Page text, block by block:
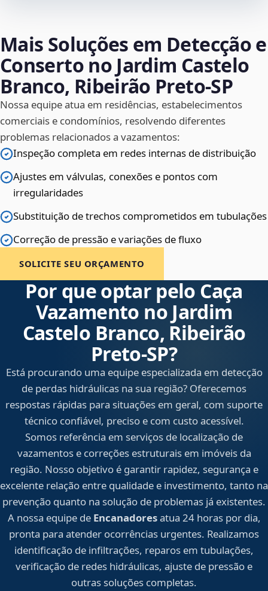
Mais Soluções em Detecção e
Conserto no Jardim Castelo
Branco, Ribeirão Preto‑SP
Nossa equipe atua em residências, estabelecimentos
comerciais e condomínios, resolvendo diferentes
problemas relacionados a vazamentos:
Inspeção completa em redes internas de distribuição
Ajustes em válvulas, conexões e pontos com
irregularidades
Substituição de trechos comprometidos em tubulações
Correção de pressão e variações de fluxo
SOLICITE SEU ORÇAMENTO
Por que optar pelo Caça
Vazamento no Jardim
Castelo Branco, Ribeirão
Preto‑SP?
Está procurando uma equipe especializada em detecção
de perdas hidráulicas na sua região? Oferecemos
respostas rápidas para situações em geral, com suporte
técnico confiável, preciso e com custo acessível.
Somos referência em serviços de localização de
vazamentos e correções estruturais em imóveis da
região. Nosso objetivo é garantir rapidez, segurança e
excelente relação entre qualidade e investimento, tanto na
prevenção quanto na solução de problemas já existentes.
A nossa equipe de Encanadoresatua 24 horas por dia,
pronta para atender ocorrências urgentes. Realizamos
identificação de infiltrações, reparos em tubulações,
verificação de redes hidráulicas, ajuste de pressão e
outras soluções completas.